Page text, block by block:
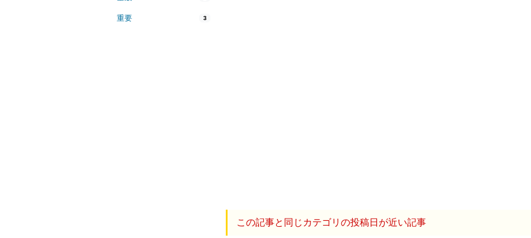
重要 3
この記事と同じカテゴリの投稿日が近い記事